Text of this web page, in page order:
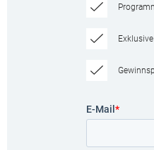
E-Mail *